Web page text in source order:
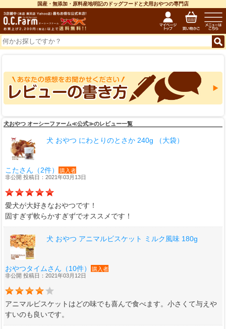
国産・無添加・原料産地明記のドッグフードと犬用おやつの専門店
犬おやつ オーシーファーム≪公式≫のレビュー一覧
犬 おやつ にわとりのとさか 240g （大袋）
こたさん（2件）
購入者
非公開 投稿日：2021年03月13日
愛犬が大好きなおやつです！
固すぎず軟らかすぎずでオススメです！
犬 おやつ アニマルビスケット ミルク風味 180g
おやつタイムさん（10件）
購入者
非公開 投稿日：2021年03月12日
アニマルビスケットはどの味でも喜んで食べます。小さくて与えや
すいのも良いです。